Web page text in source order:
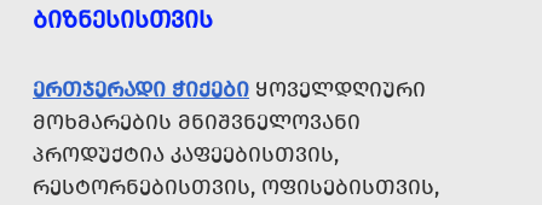
ᲑᲘᲖᲜᲔᲡᲘᲡᲗᲕᲘᲡ
ᲔᲠᲗᲯᲔᲠᲐᲓᲘ ᲭᲘᲥᲔᲑᲘ ᲧᲝᲕᲔᲚᲓᲦᲘᲣᲠᲘ
ᲛᲝᲮᲛᲐᲠᲔᲑᲘᲡ ᲛᲜᲘᲨᲕᲜᲔᲚᲝᲕᲐᲜᲘ
ᲞᲠᲝᲓᲣᲥᲢᲘᲐ ᲙᲐᲤᲔᲔᲑᲘᲡᲗᲕᲘᲡ,
ᲠᲔᲡᲢᲝᲠᲜᲔᲑᲘᲡᲗᲕᲘᲡ, ᲝᲤᲘᲡᲔᲑᲘᲡᲗᲕᲘᲡ,